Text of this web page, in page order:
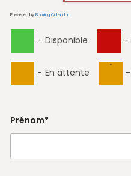
Powered by Booking Calendar
- Disponible -
- En attente
·
-
Prénom*